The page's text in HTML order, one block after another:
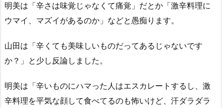
明美は「辛さは味覚じゃなくて痛覚」だとか「激辛料理に
ウマイ、マズイがあるのか」などと愚痴ります。
山田は「辛くても美味しいものだってあるじゃないです
か？」と少し反論しました。
明美は「辛いものにハマった人はエスカレートするし、激
辛料理を平気な顔して食べてるのも怖いけど、汗ダラダラ